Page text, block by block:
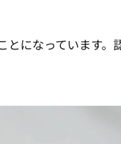
になっています。